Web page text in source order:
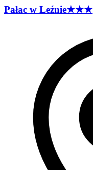
Pałac w Leźnie★★★